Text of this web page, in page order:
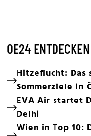
OE24 ENTDECKEN
Hitzeflucht: Das
Sommerziele in
EVA Air startet
Delhi
Wien in Top 10: